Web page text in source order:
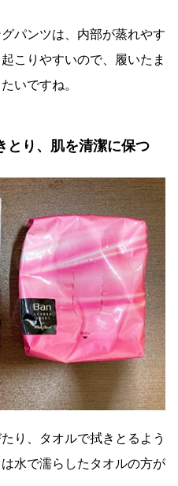
パンツは、内部が蒸れやす
こりやすいので、履いたま
いですね。
とり、肌を清潔に保つ
り、タオルで拭きとるよう
水で濡らしたタオルの方が